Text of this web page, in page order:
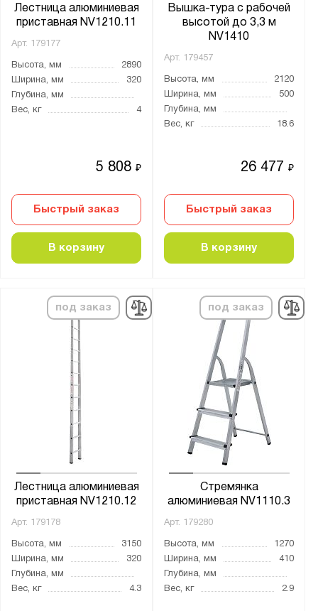
Лестница алюминиевая
приставная NV1210.11
Арт. 179177
Высота, мм
2890
Ширина, мм
320
Глубина, мм
Вес, кг
4
5 808₽
Быстрый заказ
В корзину
Вышка-тура с рабочей
высотой до 3,3 м
NV1410
Арт. 179457
Высота, мм
2120
Ширина, мм
500
Глубина, мм
Вес, кг
18.6
26 477₽
Быстрый заказ
В корзину
под заказ
Лестница алюминиевая
приставная NV1210.12
Арт. 179178
Высота, мм
3150
Ширина, мм
320
Глубина, мм
Вес, кг
4.3
под заказ
Стремянка
алюминиевая NV1110.3
Арт. 179280
Высота, мм
1270
Ширина, мм
410
Глубина, мм
Вес, кг
2.9
3200
3260
3320
3340
3370
3460
3470
3480
3500
3510
3530
3540
3550
3620
3660